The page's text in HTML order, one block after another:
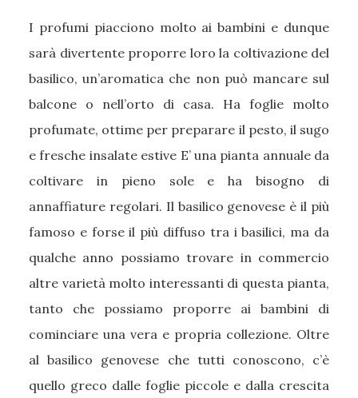
I profumi piacciono molto ai bambini e dunque
sarà divertente proporre loro la coltivazione del
basilico, un’aromatica che non può mancare sul
balcone o nell’orto di casa. Ha foglie molto
profumate, ottime per preparare il pesto, il sugo
e fresche insalate estive E’ una pianta annuale da
coltivare in pieno sole e ha bisogno di
annaffiature regolari. Il basilico genovese è il più
famoso e forse il più diffuso tra i basilici, ma da
qualche anno possiamo trovare in commercio
altre varietà molto interessanti di questa pianta,
tanto che possiamo proporre ai bambini di
cominciare una vera e propria collezione. Oltre
al basilico genovese che tutti conoscono, c’è
quello greco dalle foglie piccole e dalla crescita